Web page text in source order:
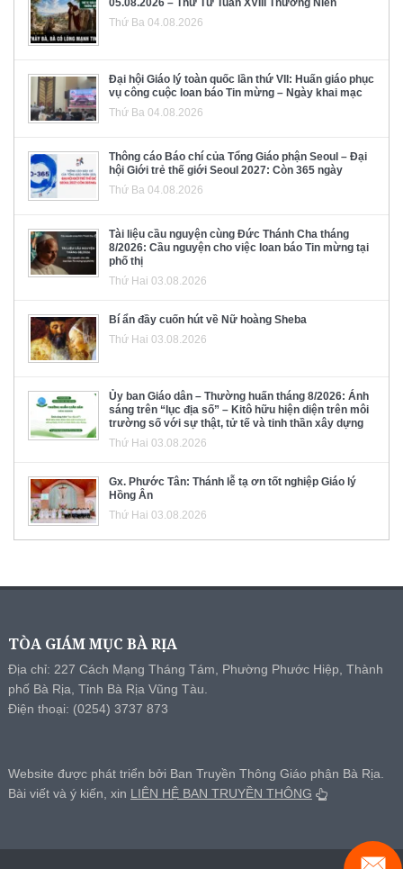
Thứ Ba 04.08.2026
Đại hội Giáo lý toàn quốc lần thứ VII: Huấn giáo phục
vụ công cuộc loan báo Tin mừng – Ngày khai mạc
Thứ Ba 04.08.2026
Thông cáo Báo chí của Tổng Giáo phận Seoul – Đại
hội Giới trẻ thế giới Seoul 2027: Còn 365 ngày
Thứ Ba 04.08.2026
Tài liệu cầu nguyện cùng Đức Thánh Cha tháng
8/2026: Cầu nguyện cho việc loan báo Tin mừng tại
phố thị
Thứ Hai 03.08.2026
Bí ẩn đầy cuốn hút về Nữ hoàng Sheba
Thứ Hai 03.08.2026
Ủy ban Giáo dân – Thường huấn tháng 8/2026: Ánh
sáng trên “lục địa số” – Kitô hữu hiện diện trên môi
trường số với sự thật, tử tế và tinh thần xây dựng
Thứ Hai 03.08.2026
Gx. Phước Tân: Thánh lễ tạ ơn tốt nghiệp Giáo lý
Hồng Ân
Thứ Hai 03.08.2026
TÒA GIÁM MỤC BÀ RỊA
Địa chỉ: 227 Cách Mạng Tháng Tám, Phường Phước Hiệp, Thành
phố Bà Rịa, Tỉnh Bà Rịa Vũng Tàu.
Điện thoại: (0254) 3737 873
Website được phát triển bởi Ban Truyền Thông Giáo phận Bà Rịa.
Bài viết và ý kiến, xin LIÊN HỆ BAN TRUYỀN THÔNG